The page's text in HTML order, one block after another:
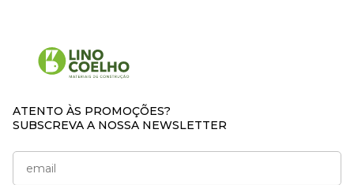
ATENTO ÀS PROMOÇÕES?
SUBSCREVA A NOSSA NEWSLETTER